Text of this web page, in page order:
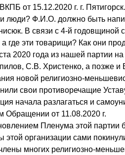
от 15.12.2020 г. г. Пятигорск.
люди? Ф.И.О. должно быть
В связи с 4-й годовщиной
а где эти товарищи? Как они
2020 года из нашей партии
С.В. Христенко, а позже и
новой религиозно-
свои противоречащие
начала разлагаться и
Обращении от 11.08.2020 г.
Пленума этой партии
этой организации сами
многих религиозно-